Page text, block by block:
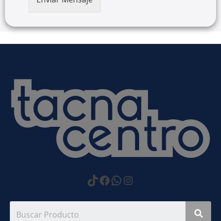
https://
Facebook
WhatsApp
Instagram